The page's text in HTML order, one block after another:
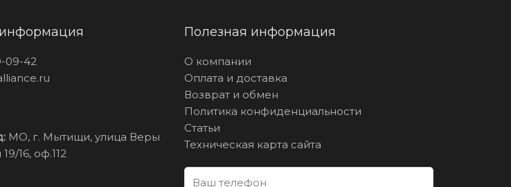
09-42
МО, г. Мытищи, улица Веры
16, оф.112
Полезная информация
О компании
Оплата и доставка
Возврат и обмен
Политика конфиденциальности
Статьи
Техническая карта сайта